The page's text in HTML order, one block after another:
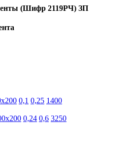
(Шифр 2119РЧ) ЗП
0,1 0,25 1400
0,24 0,6 3250